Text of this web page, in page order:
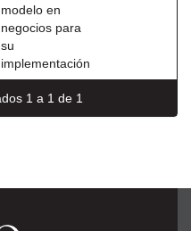
modelo en
negocios para
su
implementación
1 a 1 de 1